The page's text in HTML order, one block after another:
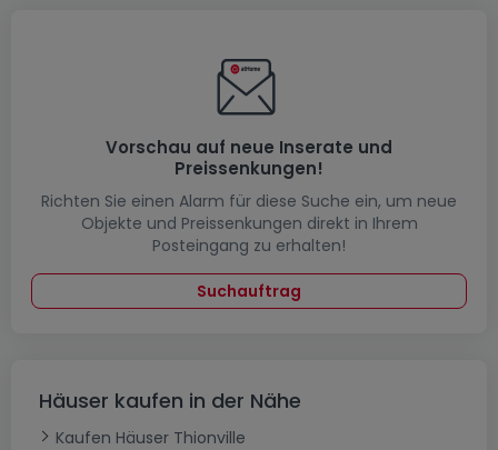
Vorschau auf neue Inserate und
Preissenkungen!
Richten Sie einen Alarm für diese Suche ein, um neue
Objekte und Preissenkungen direkt in Ihrem
Posteingang zu erhalten!
Suchauftrag
Häuser kaufen in der Nähe
Kaufen Häuser Thionville